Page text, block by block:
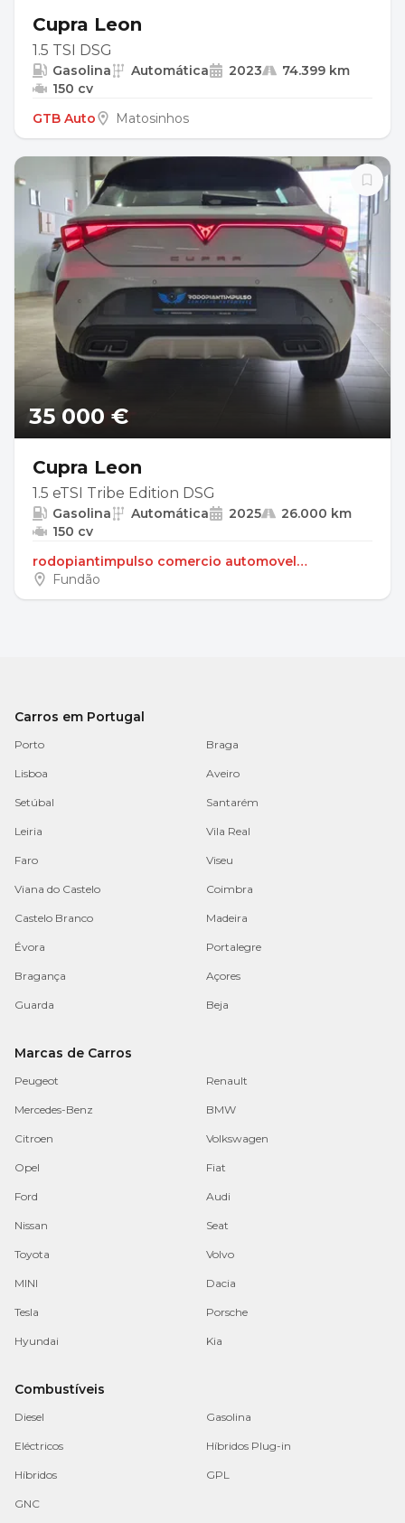
Cupra Leon
1.5 TSI DSG
Gasolina Automática 2023
74.399 km
150 cv
GTB Auto
Matosinhos
35 000 €
Cupra Leon
1.5 eTSI Tribe Edition DSG
Gasolina Automática 2025
26.000 km
150 cv
rodopiantimpulso comercio automovel
unipessoal lda
Fundão
Carros em Portugal
Porto Braga
Lisboa Aveiro
Setúbal Santarém
Leiria Vila Real
Faro Viseu
Viana do Castelo Coimbra
Castelo Branco Madeira
Évora Portalegre
Bragança Açores
Guarda Beja
Marcas de Carros
Peugeot Renault
Mercedes-Benz BMW
Citroen Volkswagen
Opel Fiat
Ford Audi
Nissan Seat
Toyota Volvo
MINI Dacia
Tesla Porsche
Hyundai Kia
Combustíveis
Diesel Gasolina
Eléctricos Híbridos Plug-in
Híbridos GPL
GNC